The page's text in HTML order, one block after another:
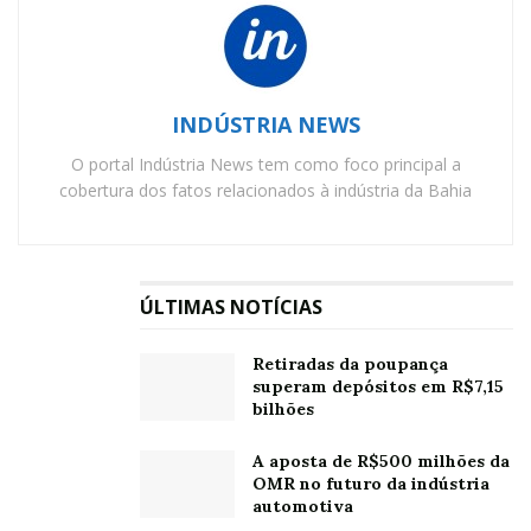
futuro da indústria automotiva
Com upgrade de fábrica, o Trailblazer
Midnight reforça sua aptidão off-road
bastante autonomia elétrica para utilizar todos os
e que ainda assim tivesse o design e o aconchego de
A Up! Mortorhome trabalha com um modelo baseado
em furgões da Mercedes-Benz Sprinter ou Ford
Transit, com preços a partir de R$265 mil. O pacote
INDÚSTRIA NEWS
O portal Indústria News tem como foco principal a
cobertura dos fatos relacionados à indústria da Bahia
ÚLTIMAS NOTÍCIAS
Retiradas da poupança
superam depósitos em R$7,15
bilhões
A aposta de R$500 milhões da
OMR no futuro da indústria
automotiva